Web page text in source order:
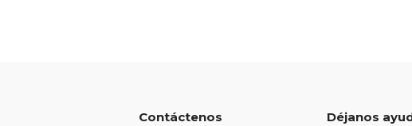
Contáctenos Déjanos